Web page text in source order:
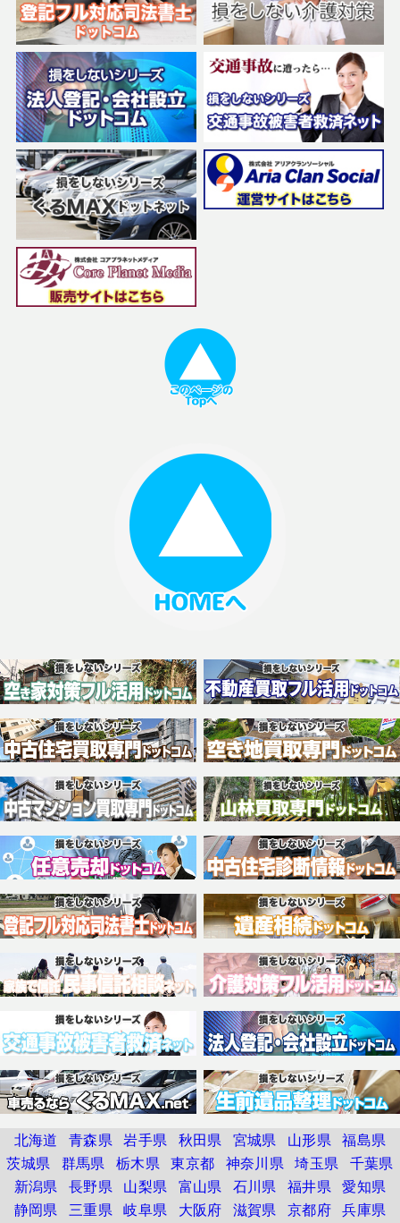
北海道 青森県 岩手県 秋田県 宮城県 山形県 福島県
茨城県 群馬県 栃木県 東京都 神奈川県 埼玉県 千葉県
新潟県 長野県 山梨県 富山県 石川県 福井県 愛知県
静岡県 三重県 岐阜県 大阪府 滋賀県 京都府 兵庫県